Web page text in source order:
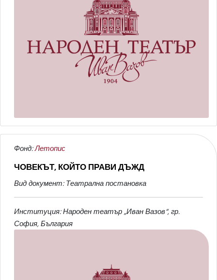
Фонд:Летопис
ЧОВЕКЪТ, КОЙТО ПРАВИ ДЪЖД
Вид документ: Театрална постановка
Институция: Народен театър „Иван Вазов“, гр.
София, България